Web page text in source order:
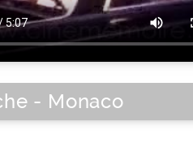
- Monaco